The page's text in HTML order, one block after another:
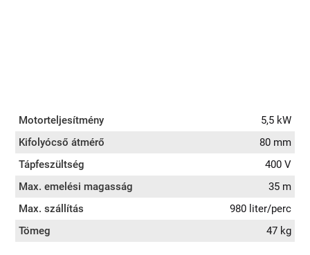
Motorteljesítmény
5,5 kW
Kifolyócső átmérő
80 mm
Tápfeszültség
400 V
Max. emelési magasság
35 m
Max. szállítás
980 liter/perc
Tömeg
47 kg